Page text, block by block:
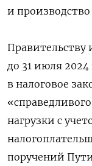
и
Правительству
до 31 июля 2024
в налоговое
нагрузки с
поручений